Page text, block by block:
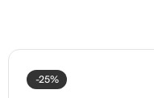
-25%